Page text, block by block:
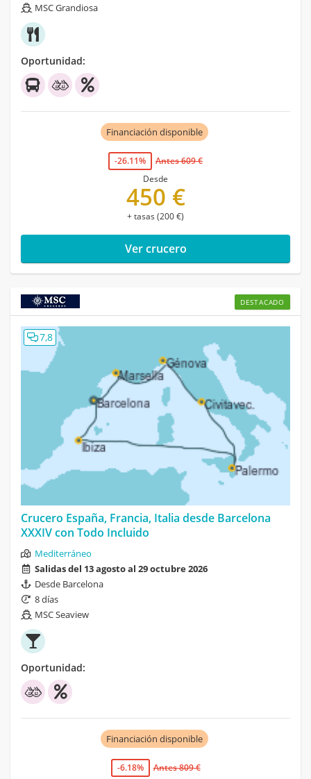
MSC Grandiosa
Oportunidad:
Financiación disponible
-26.11%
Antes 609 €
Desde
450 €
+ tasas (200 €)
Ver crucero
DESTACADO
7,8
Crucero España, Francia, Italia desde Barcelona
XXXIV con Todo Incluido
Mediterráneo
Salidas del 13 agosto al 29 octubre 2026
Desde Barcelona
8 días
MSC Seaview
Oportunidad:
Financiación disponible
-6.18%
Antes 809 €